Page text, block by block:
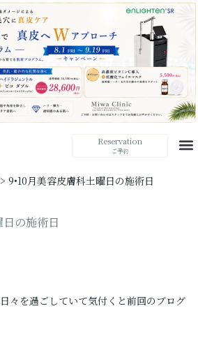
Reservation
ご予約
9•10月美容皮膚科土曜日の施術日
の施術日
々を過ごしていて気付くと前回のブログ